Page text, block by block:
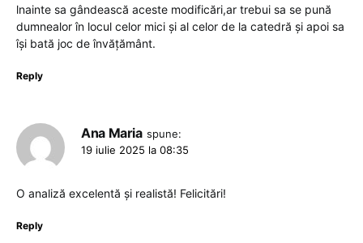
lnainte sa gândească aceste modificări,ar trebui sa se pună
dumnealor în locul celor mici și al celor de la catedră și apoi sa
își bată joc de învățământ.
Reply
Ana Maria spune:
19 iulie 2025 la 08:35
O analiză excelentă și realistă! Felicitări!
Reply